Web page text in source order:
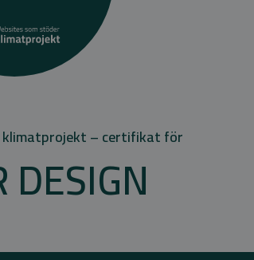
klimatprojekt – certifikat för
DESIGN